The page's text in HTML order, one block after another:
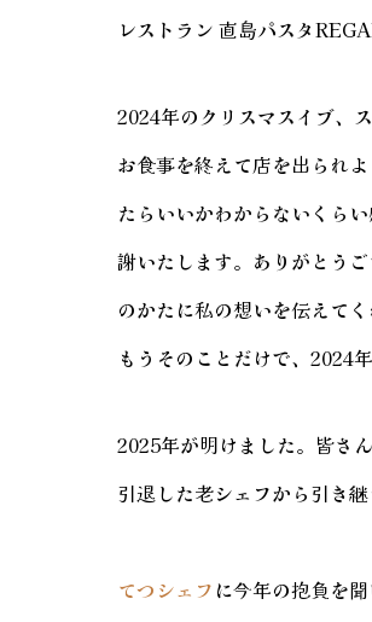
レストラン 直島パスタ
2024年のクリスマスイブ、
お食事を終えて店を出られ
たらいいかわからないくら
謝いたします。ありがとう
のかたに私の想いを伝えて
もうそのことだけで、2024
2025年が明けました。皆さ
引退した老シェフから引き
てつシェフ に今年の抱負を聞